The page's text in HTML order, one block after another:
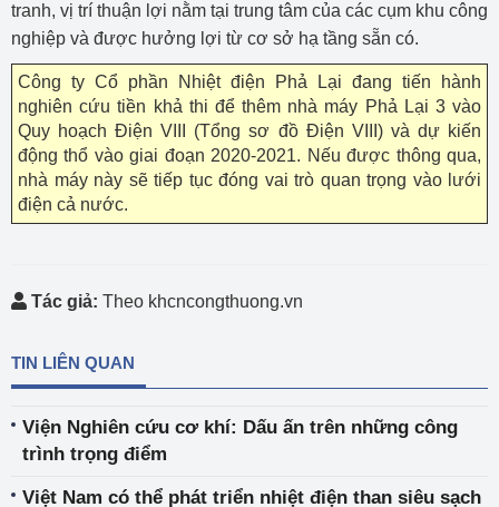
tranh, vị trí thuận lợi nằm tại trung tâm của các cụm khu công
nghiệp và được hưởng lợi từ cơ sở hạ tầng sẵn có.
Công ty Cổ phần Nhiệt điện Phả Lại đang tiến hành
nghiên cứu tiền khả thi để thêm nhà máy Phả Lại 3 vào
Quy hoạch Điện VIII (Tổng sơ đồ Điện VIII) và dự kiến
động thổ vào giai đoạn 2020-2021. Nếu được thông qua,
nhà máy này sẽ tiếp tục đóng vai trò quan trọng vào lưới
điện cả nước.
Tác giả: Theo khcncongthuong.vn
TIN LIÊN QUAN
Viện Nghiên cứu cơ khí: Dấu ấn trên những công
trình trọng điểm
Việt Nam có thể phát triển nhiệt điện than siêu sạch